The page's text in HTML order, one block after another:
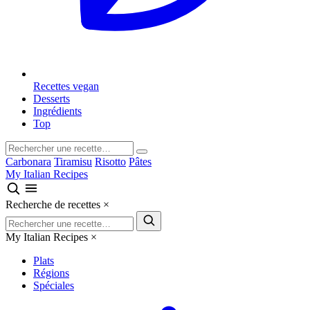
Recettes vegan
Desserts
Ingrédients
Top
Carbonara Tiramisu Risotto Pâtes
My Italian Recipes
Recherche de recettes ×
My Italian Recipes ×
Plats
Régions
Spéciales